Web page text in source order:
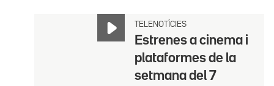
TELENOTÍCIES
Estrenes a cinema i
plataformes de la
setmana del 7